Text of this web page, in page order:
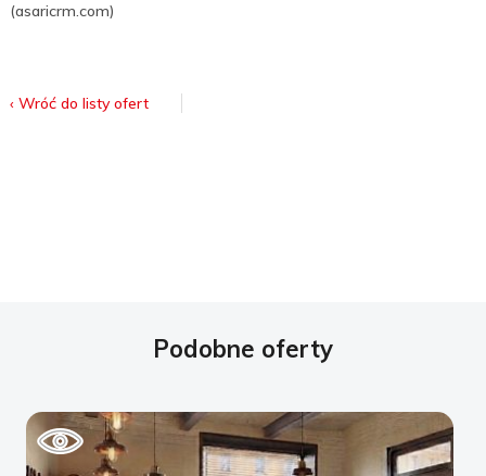
(asaricrm.com)
‹ Wróć do listy ofert
Podobne oferty